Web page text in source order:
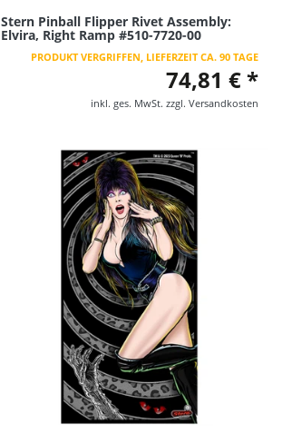
Stern Pinball Flipper Rivet Assembly:
Elvira, Right Ramp #510-7720-00
PRODUKT VERGRIFFEN, LIEFERZEIT CA. 90 TAGE
74,81 € *
inkl. ges. MwSt. zzgl. Versandkosten